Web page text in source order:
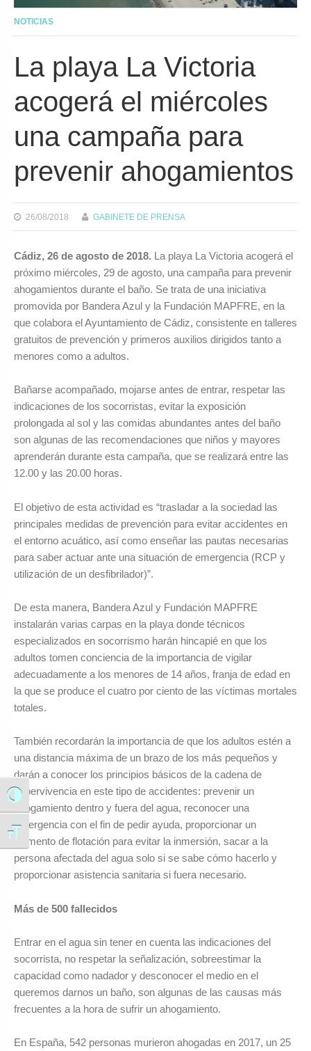
Alternar alto contraste
Alternar tamaño de letra
NOTICIAS
La playa La Victoria
acogerá el miércoles
una campaña para
prevenir ahogamientos
26/08/2018 GABINETE DE PRENSA
Cádiz, 26 de agosto de 2018. La playa La Victoria acogerá el
próximo miércoles, 29 de agosto, una campaña para prevenir
ahogamientos durante el baño. Se trata de una iniciativa
promovida por Bandera Azul y la Fundación MAPFRE, en la
que colabora el Ayuntamiento de Cádiz, consistente en talleres
gratuitos de prevención y primeros auxilios dirigidos tanto a
menores como a adultos.
Bañarse acompañado, mojarse antes de entrar, respetar las
indicaciones de los socorristas, evitar la exposición
prolongada al sol y las comidas abundantes antes del baño
son algunas de las recomendaciones que niños y mayores
aprenderán durante esta campaña, que se realizará entre las
12.00 y las 20.00 horas.
El objetivo de esta actividad es “trasladar a la sociedad las
principales medidas de prevención para evitar accidentes en
el entorno acuático, así como enseñar las pautas necesarias
para saber actuar ante una situación de emergencia (RCP y
utilización de un desfibrilador)”.
De esta manera, Bandera Azul y Fundación MAPFRE
instalarán varias carpas en la playa donde técnicos
especializados en socorrismo harán hincapié en que los
adultos tomen conciencia de la importancia de vigilar
adecuadamente a los menores de 14 años, franja de edad en
la que se produce el cuatro por ciento de las víctimas mortales
totales.
También recordarán la importancia de que los adultos estén a
una distancia máxima de un brazo de los más pequeños y
darán a conocer los principios básicos de la cadena de
supervivencia en este tipo de accidentes: prevenir un
ahogamiento dentro y fuera del agua, reconocer una
emergencia con el fin de pedir ayuda, proporcionar un
elemento de flotación para evitar la inmersión, sacar a la
persona afectada del agua solo si se sabe cómo hacerlo y
proporcionar asistencia sanitaria si fuera necesario.
Más de 500 fallecidos
Entrar en el agua sin tener en cuenta las indicaciones del
socorrista, no respetar la señalización, sobreestimar la
capacidad como nadador y desconocer el medio en el
queremos darnos un baño, son algunas de las causas más
frecuentes a la hora de sufrir un ahogamiento.
En España, 542 personas murieron ahogadas en 2017, un 25